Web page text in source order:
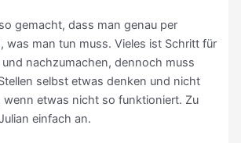
gemacht, dass man genau per
was man tun muss. Vieles ist Schritt für
nachzumachen, dennoch muss
selbst etwas denken und nicht
wenn etwas nicht so funktioniert. Zu
einfach an.